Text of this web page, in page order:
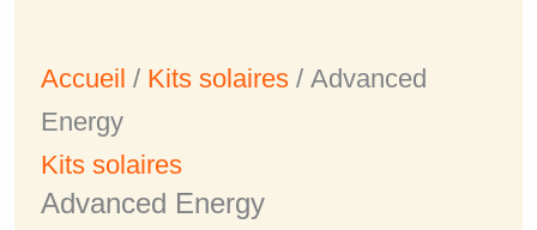
Accueil / Kits solaires/ Advanced
Energy
Kits solaires
Advanced Energy